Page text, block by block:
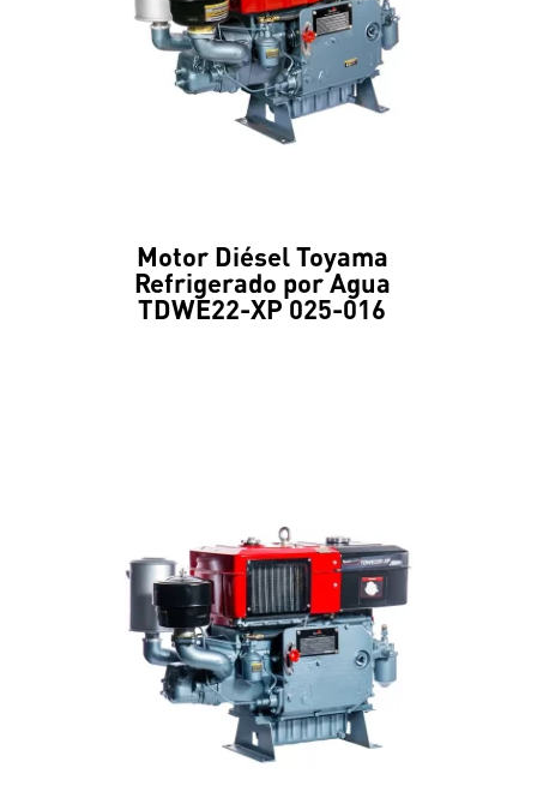
Motor Diésel Toyama
Refrigerado por Agua
TDWE22-XP 025-016